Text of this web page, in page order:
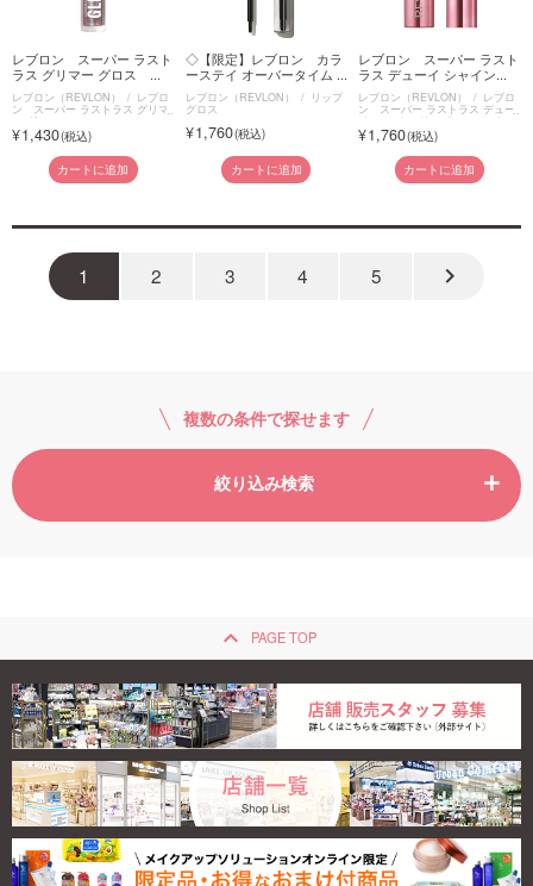
レブロン スーパー ラスト
ラス グリマー グロス ...
レブロン（REVLON） レブロ
ン スーパー ラストラス グリマ
ー グロス
1,430
カートに追加
◇【限定】レブロン カラ
ーステイ オーバータイム ...
レブロン（REVLON） リップ
グロス
1,760
カートに追加
レブロン スーパー ラスト
ラス デューイ シャイン...
レブロン（REVLON） レブロ
ン スーパー ラストラス デュー
イ シャイン リップスティック
1,760
カートに追加
1 2 3 4 5 keyboard_arrow_right
複数の条件で探せます
絞り込み検索
keyboard_arrow_up PAGE TOP